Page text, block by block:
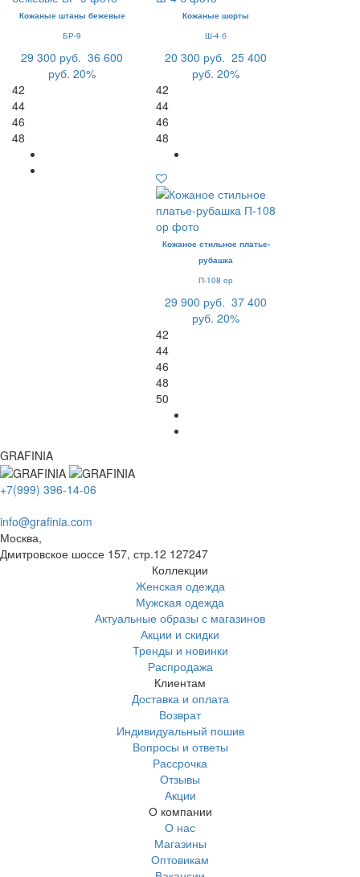
Кожаные штаны бежевые
БР-9
29 300 руб. 36 600
руб. 20%
42
44
46
48
Кожаные шорты
Ш-4 б
20 300 руб. 25 400
руб. 20%
42
44
46
48
Кожаное стильное платье-
рубашка
П-108 ор
29 900 руб. 37 400
руб. 20%
42
44
46
48
50
GRAFINIA
+7(999) 396-14-06
info@grafinia.com
Москва,
Дмитровское шоссе 157, стр.12 127247
Коллекции
Женская одежда
Мужская одежда
Актуальные образы с магазинов
Акции и скидки
Тренды и новинки
Распродажа
Клиентам
Доставка и оплата
Возврат
Индивидуальный пошив
Вопросы и ответы
Рассрочка
Отзывы
Акции
О компании
О нас
Магазины
Оптовикам